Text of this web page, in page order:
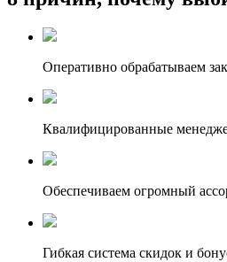
Оперативно обрабатываем
Квалифицированные
Обеспечиваем огромный
Гибкая система скидок и